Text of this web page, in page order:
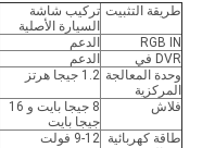
طريقة التثبيت تركيب شاشة
السيارة الأصلية
RGB IN
الدعم
DVR في
الدعم
وحدة المعالجة
المركزية
1.2 جيجا هرتز
فلاش
8 جيجا بايت و 16
جيجا بايت
طاقة كهربائية 9-12 فولت